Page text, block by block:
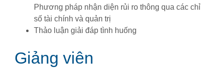
Phương pháp nhận diện rủi ro thông qua các chỉ
số tài chính và quản trị
Thảo luận giải đáp tình huống
Giảng viên